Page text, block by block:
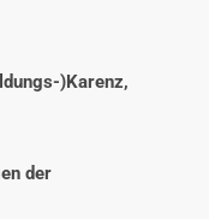
)Karenz,
der